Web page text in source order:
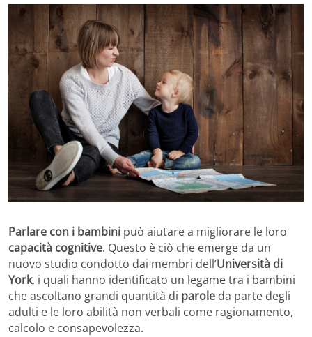
Parlare con i bambini può aiutare a migliorare le loro
capacità cognitive. Questo è ciò che emerge da un
nuovo studio condotto dai membri dell’Università di
York, i quali hanno identificato un legame tra i bambini
che ascoltano grandi quantità di parole da parte degli
adulti e le loro abilità non verbali come ragionamento,
calcolo e consapevolezza.